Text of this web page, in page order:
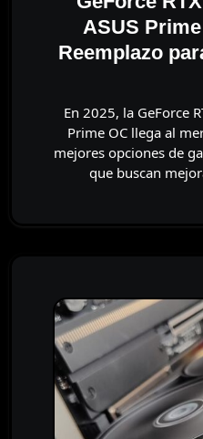
ASUS
Reemplazo
En 2025, la GeForce RTX 5060 Ti 16GB ASUS
Prime OC llega al
mejores opciones de
que buscan